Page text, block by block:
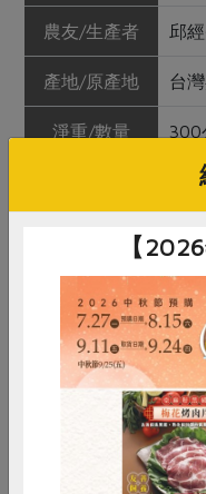
農友/生產者 邱
產地/原產地 台
淨重/數量 300
鯰魚
冷
產品說明
合
變
永
質
調理方式
1.
刀
至
【